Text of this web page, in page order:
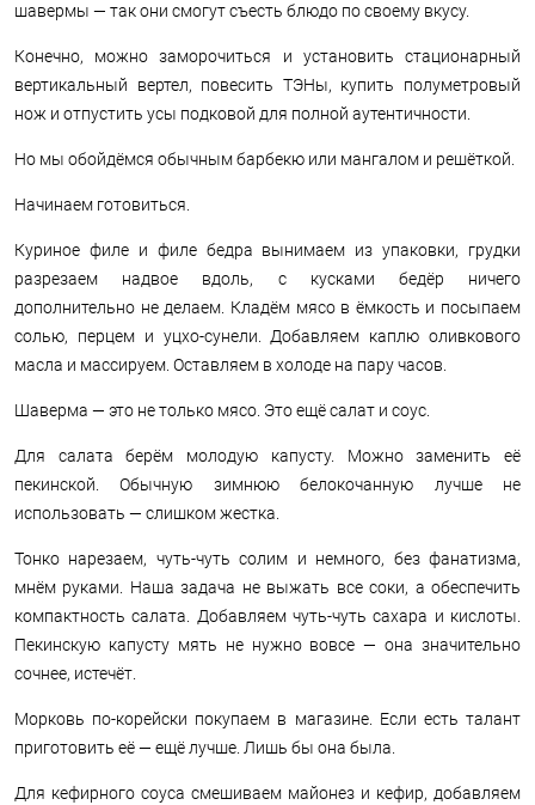
шавермы — так они смогут съесть блюдо по своему вкусу.
Конечно, можно заморочиться и установить стационарный
вертикальный вертел, повесить ТЭНы, купить полуметровый
нож и отпустить усы подковой для полной аутентичности.
Но мы обойдёмся обычным барбекю или мангалом и решёткой.
Начинаем готовиться.
Куриное филе и филе бедра вынимаем из упаковки, грудки
разрезаем надвое вдоль, с кусками бедёр ничего
дополнительно не делаем. Кладём мясо в ёмкость и посыпаем
солью, перцем и уцхо-сунели. Добавляем каплю оливкового
масла и массируем. Оставляем в холоде на пару часов.
Шаверма — это не только мясо. Это ещё салат и соус.
Для салата берём молодую капусту. Можно заменить её
пекинской. Обычную зимнюю белокочанную лучше не
использовать — слишком жестка.
Тонко нарезаем, чуть-чуть солим и немного, без фанатизма,
мнём руками. Наша задача не выжать все соки, а обеспечить
компактность салата. Добавляем чуть-чуть сахара и кислоты.
Пекинскую капусту мять не нужно вовсе — она значительно
сочнее, истечёт.
Морковь по-корейски покупаем в магазине. Если есть талант
приготовить её — ещё лучше. Лишь бы она была.
Для кефирного соуса смешиваем майонез и кефир, добавляем